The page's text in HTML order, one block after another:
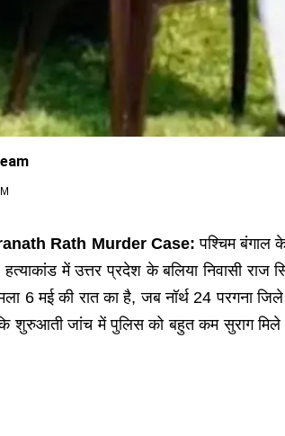
Rath Murder Case:पश्चिम बंगाल
में उत्तर प्रदेश के बलिया निवासी
6 मई की रात का है, जब नॉर्थ 24 परगना
शुरुआती जांच में पुलिस को बहुत कम सुराग